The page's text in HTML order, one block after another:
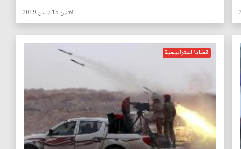
الأثنين 15 نيسان 2019
قضايا استراتيجية